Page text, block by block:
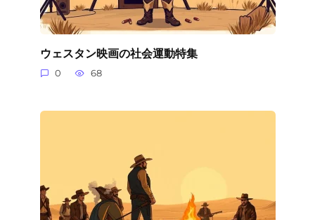
ウェスタン映画の社会運動特集
0 68